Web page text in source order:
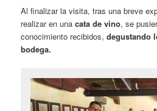
Al finalizar la visita, tras una breve
realizar en una cata de vino, se
conocimiento recibidos,degustando
bodega.